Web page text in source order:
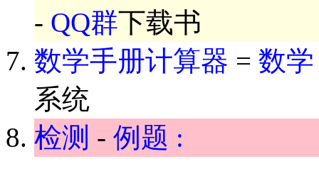
- QQ群下载书
数学手册计算器 = 数学
系统
检测 - 例题 :